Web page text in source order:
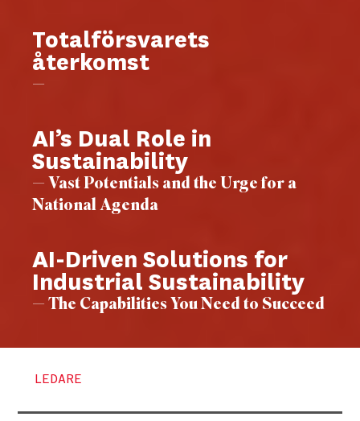
Totalförsvarets
återkomst
—
AI’s Dual Role in
Sustainability
— Vast Potentials and the Urge for a
National Agenda
AI-Driven Solutions for
Industrial Sustainability
— The Capabilities You Need to Succeed
LEDARE